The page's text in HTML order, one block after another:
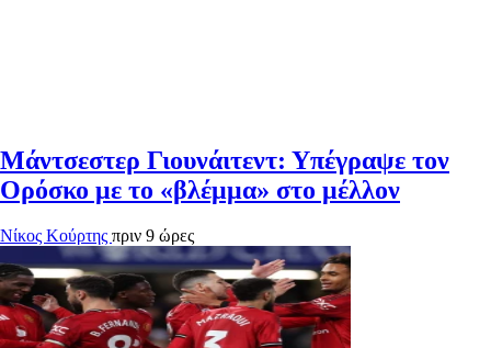
Μάντσεστερ Γιουνάιτεντ: Υπέγραψε τον
Ορόσκο με το «βλέμμα» στο μέλλον
Νίκος Κούρτης πριν 9 ώρες